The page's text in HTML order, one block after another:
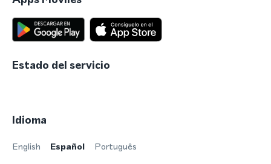
Estado del servicio
Idioma
English Español Português